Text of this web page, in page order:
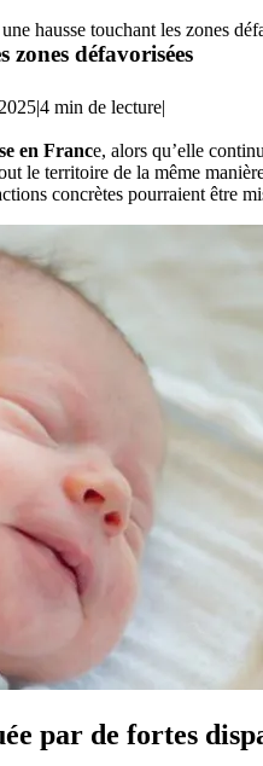
hausse touchant les zones
défavorisées
|4 min de lecture|
en France, alors qu’elle
le territoire de la même
concrètes pourraient être
par de fortes